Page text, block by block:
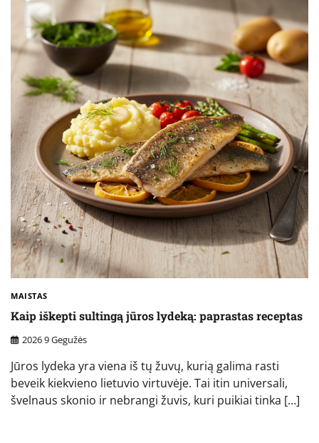
MAISTAS
Kaip iškepti sultingą jūros lydeką: paprastas receptas
2026 9 Gegužės
Jūros lydeka yra viena iš tų žuvų, kurią galima rasti
beveik kiekvieno lietuvio virtuvėje. Tai itin universali,
švelnaus skonio ir nebrangi žuvis, kuri puikiai tinka […]